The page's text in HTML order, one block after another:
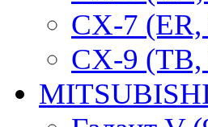
CX-7
CX-9 (TB,